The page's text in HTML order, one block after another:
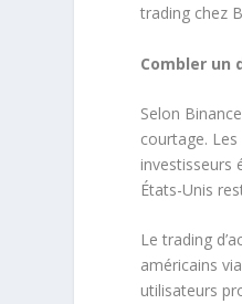
trading chez
Combler un
Selon
courtage.
investisseurs
États-Unis
Le trading
américains
utilisateurs